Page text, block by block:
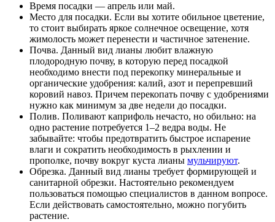
Время посадки — апрель или май.
Место для посадки. Если вы хотите обильное цветение,
то стоит выбирать яркое солнечное освещение, хотя
жимолость может перенести и частичное затенение.
Почва. Данный вид лианы любит влажную
плодородную почву, в которую перед посадкой
необходимо внести под перекопку минеральные и
органические удобрения: калий, азот и перепревший
коровий навоз. Причем перекопать почву с удобрениями
нужно как минимум за две недели до посадки.
Полив. Поливают каприфоль нечасто, но обильно: на
одно растение потребуется 1–2 ведра воды. Не
забывайте: чтобы предотвратить быстрое испарение
влаги и сократить необходимость в рыхлении и
прополке, почву вокруг куста лианы мульчируют.
Обрезка. Данный вид лианы требует формирующей и
санитарной обрезки. Настоятельно рекомендуем
пользоваться помощью специалистов в данном вопросе.
Если действовать самостоятельно, можно погубить
растение.